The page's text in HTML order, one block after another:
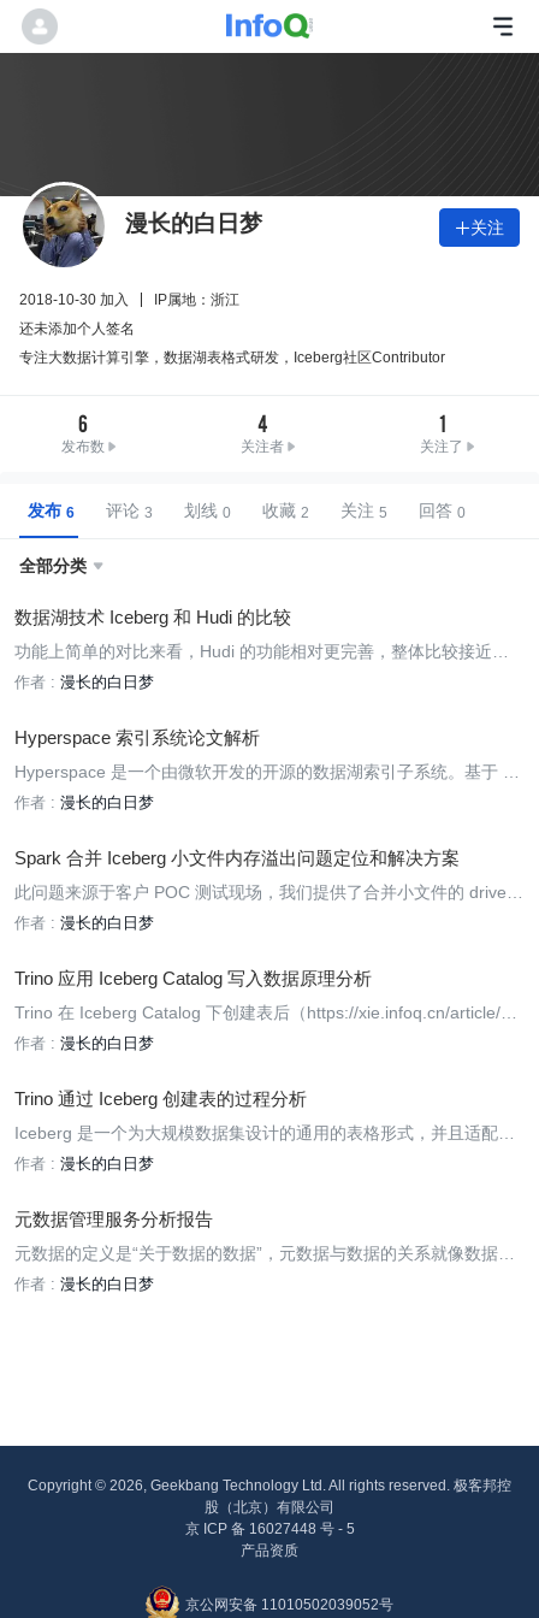
漫长的白日梦 关注
2018-10-30 加入
IP属地：浙江
还未添加个人签名
专注大数据计算引擎，数据湖表格式研发，Iceberg社区Contributor
6
发布数
4
关注者
1
关注了
发布 评论 划线 收藏 关注 回答
全部分类 
数据湖技术 Iceberg 和 Hudi 的比较
功能上简单的对比来看，Hudi 的功能相对更完善，整体比较接近。
但是定位不同，应用场景有差别。
作者 : 漫长的白日梦
Hyperspace 索引系统论文解析
Hyperspace 是一个由微软开发的开源的数据湖索引子系统。基于 sp
ark+deltaLake 的实现，开源项目地址 https://github.com/microsoft/
作者 : 漫长的白日梦
Spark 合并 Iceberg 小文件内存溢出问题定位和解决方案
此问题来源于客户 POC 测试现场，我们提供了合并小文件的 driver
程序 RewriteDatafile，现场有一个 5 亿数据的 Iceberg 表，其中包括
询速度。但是合并过程中任务必中断，任务被 kill。
作者 : 漫长的白日梦
Trino 应用 Iceberg Catalog 写入数据原理分析
Trino 在 Iceberg Catalog 下创建表后（https://xie.infoq.cn/article/e4
c245a0e260d1ebf0b29c592），再
作者 : 漫长的白日梦
Trino 通过 Iceberg 创建表的过程分析
Iceberg 是一个为大规模数据集设计的通用的表格形式，并且适配了
Trino 、Flink 和 Spark，提供 SQL 化解决方案。在构建数据湖的场
持，支持批 / 流读写等特性。本文主要介绍 trino 如何构建一个 Icebe
rg 表。
作者 : 漫长的白日梦
元数据管理服务分析报告
元数据的定义是“关于数据的数据”，元数据与数据的关系就像数据与
自然界的关系，数据反映了真实世界的交易、事件、对象和关系，而
作者 : 漫长的白日梦
Copyright © 2026, Geekbang Technology Ltd. All rights reserved. 极客邦控
股（北京）有限公司
京 ICP 备 16027448 号 - 5
产品资质
京公网安备 11010502039052号